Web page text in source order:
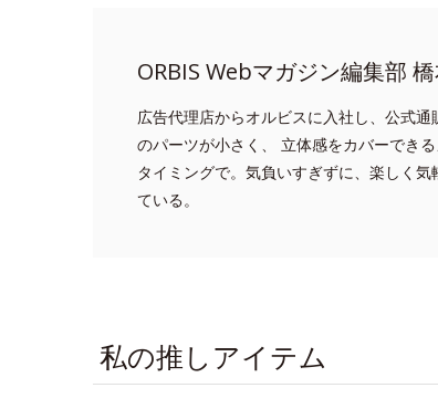
ORBIS Webマガジン編集部
広告代理店からオルビスに入社し、公式
のパーツが小さく、 立体感をカバーでき
タイミングで。気負いすぎずに、楽しく
ている。
私の推しアイテム